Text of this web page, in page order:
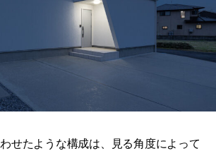
せたような構成は、見る角度によって